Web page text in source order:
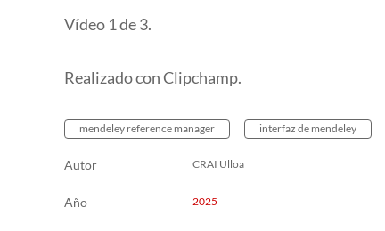
Vídeo 1 de 3.
Realizado con Clipchamp.
mendeley reference manager interfaz de mendeley
Autor CRAI Ulloa
Año 2025